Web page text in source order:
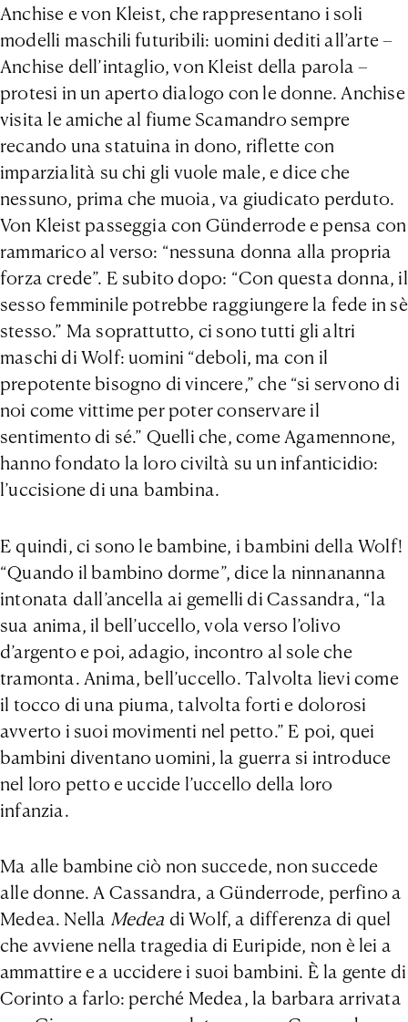
Anchise e von Kleist, che rappresentano i soli
modelli maschili futuribili: uomini dediti all’arte –
Anchise dell’intaglio, von Kleist della parola –
protesi in un aperto dialogo con le donne. Anchise
visita le amiche al fiume Scamandro sempre
recando una statuina in dono, riflette con
imparzialità su chi gli vuole male, e dice che
nessuno, prima che muoia, va giudicato perduto.
Von Kleist passeggia con Günderrode e pensa con
rammarico al verso: “nessuna donna alla propria
forza crede”. E subito dopo: “Con questa donna, il
sesso femminile potrebbe raggiungere la fede in sè
stesso.” Ma soprattutto, ci sono tutti gli altri
maschi di Wolf: uomini “deboli, ma con il
prepotente bisogno di vincere,” che “si servono di
noi come vittime per poter conservare il
sentimento di sé.” Quelli che, come Agamennone,
hanno fondato la loro civiltà su un infanticidio:
l’uccisione di una bambina.
E quindi, ci sono le bambine, i bambini della Wolf!
“Quando il bambino dorme”, dice la ninnananna
intonata dall’ancella ai gemelli di Cassandra, “la
sua anima, il bell’uccello, vola verso l’olivo
d’argento e poi, adagio, incontro al sole che
tramonta. Anima, bell’uccello. Talvolta lievi come
il tocco di una piuma, talvolta forti e dolorosi
avverto i suoi movimenti nel petto.” E poi, quei
bambini diventano uomini, la guerra si introduce
nel loro petto e uccide l’uccello della loro
infanzia.
Ma alle bambine ciò non succede, non succede
alle donne. A Cassandra, a Günderrode, perfino a
Medea. Nella Medea di Wolf, a differenza di quel
che avviene nella tragedia di Euripide, non è lei a
ammattire e a uccidere i suoi bambini. È la gente di
Corinto a farlo: perché Medea, la barbara arrivata